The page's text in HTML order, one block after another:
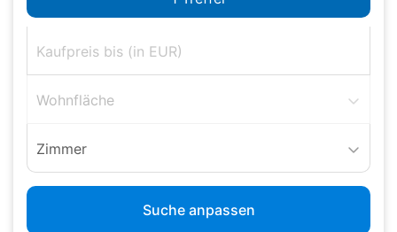
Wohnfläche
Zimmer
Suche anpassen